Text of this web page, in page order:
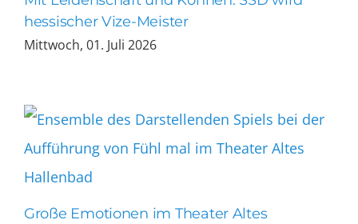
hessischer Vize-Meister
Mittwoch, 01. Juli 2026
Große Emotionen im Theater Altes